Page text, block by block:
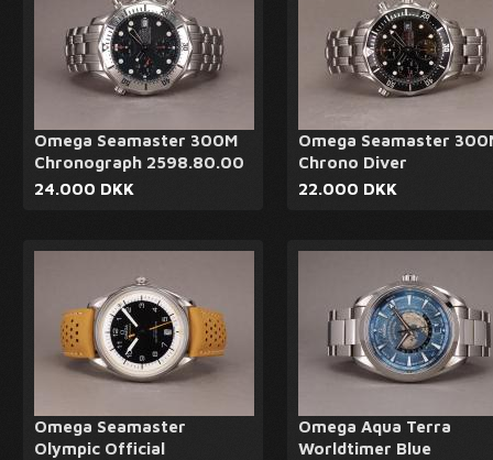
Omega Seamaster 300M
Chronograph 2598.80.00
24.000 DKK
Omega Seamaster
Chrono Diver
22.000 DKK
Omega Seamaster
Olympic Official
Omega Aqua Terra
Worldtimer Blue